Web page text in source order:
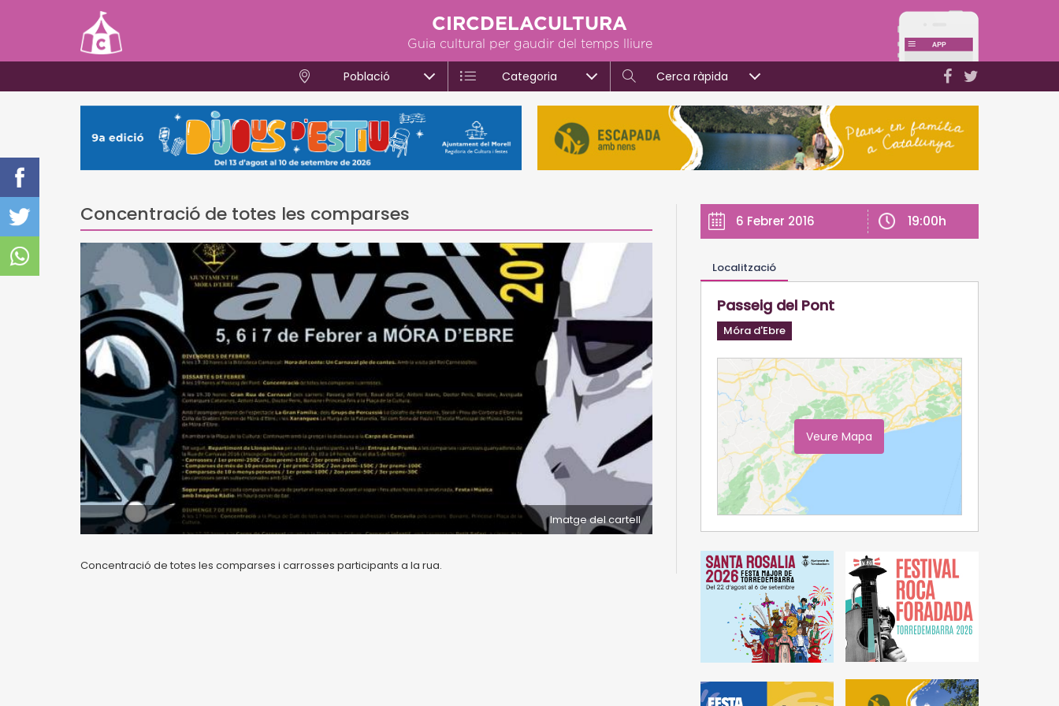
CIRCDELACULTURA
Guia cultural per gaudir del temps lliure
Població Categoria Cerca ràpida
Concentració de totes les comparses
Imatge del cartell
Concentració de totes les comparses i carrosses participants a la rua.
6 Febrer 2016 19:00h
Localització
Passeig del Pont
Móra d'Ebre
Veure Mapa